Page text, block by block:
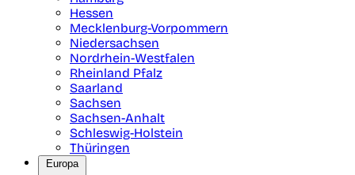
Hessen
Mecklenburg-Vorpommern
Niedersachsen
Nordrhein-Westfalen
Rheinland Pfalz
Saarland
Sachsen
Sachsen-Anhalt
Schleswig-Holstein
Thüringen
Europa